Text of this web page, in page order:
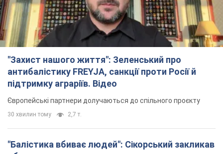
"Захист нашого життя": Зеленський про
антибалістику FREYJA, санкції проти Росії й
підтримку аграріїв. Відео
Європейські партнери долучаються до спільного проєкту
30 хвилин тому 2,7 т.
"Балістика вбиває людей": Сікорський закликав